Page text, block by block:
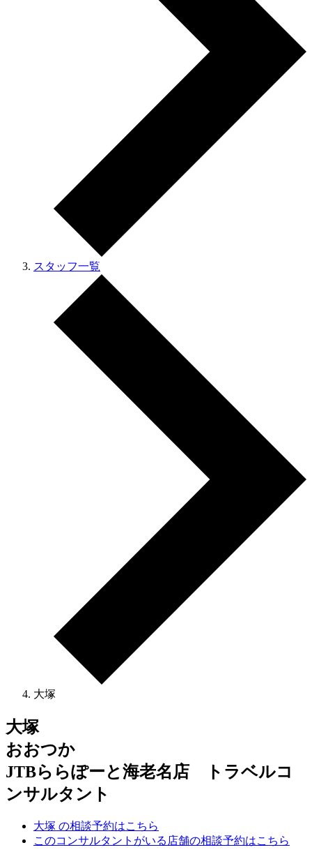
スタッフ一覧
大塚
大塚
おおつか
JTBららぽーと海老名店 トラベルコ
ンサルタント
大塚 の相談予約はこちら
このコンサルタントがいる店舗の相談予約はこちら